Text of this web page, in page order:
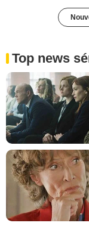
Top news